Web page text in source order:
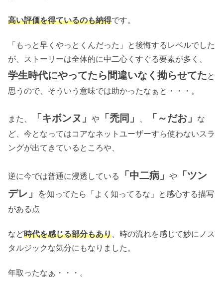
高い評価を得ているのも納得です。
「もっと早くやっとくんだった」と後悔するレベルでした
が、ストーリーは全体的に中二心くすぐる要素が多く、
学生時代にやってたら間違いなく拗らせてたと
思うので、そういう意味では助かったなぁと・・・。
また、 「キボンヌ」 や 「禿同」 「～だお」
な
ど、今となってはコアなネットユーザーすら使わないスラ
ングが出てきているところや、
逆に今では普通に浸透している 「中二病」 や
「ツン
デレ」
を知ってたら「よく知ってるな」と感心する描写
がある点
など時代を感じる部分もあり 、時の流れを感じて妙にノス
タルジックな気分にもなりました。
年取ったなぁ・・・。